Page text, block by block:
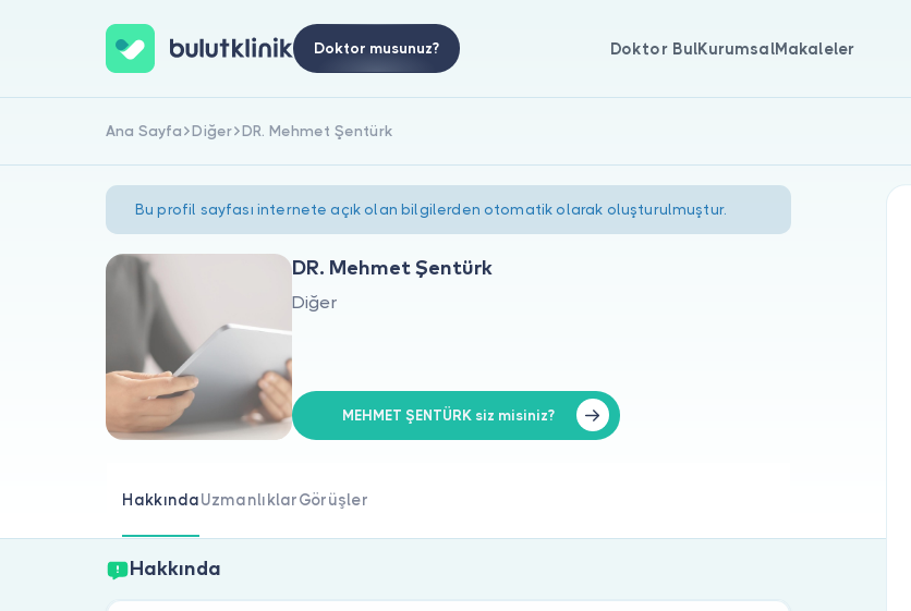
Doktor musunuz? Doktor BulKurumsalMakaleler
Ana Sayfa Diğer DR. Mehmet Şentürk
Bu profil sayfası internete açık olan bilgilerden otomatik olarak oluşturulmuştur.
DR. Mehmet Şentürk
Diğer
MEHMET ŞENTÜRK siz misiniz?
HakkındaUzmanlıklarGörüşler
Hakkında